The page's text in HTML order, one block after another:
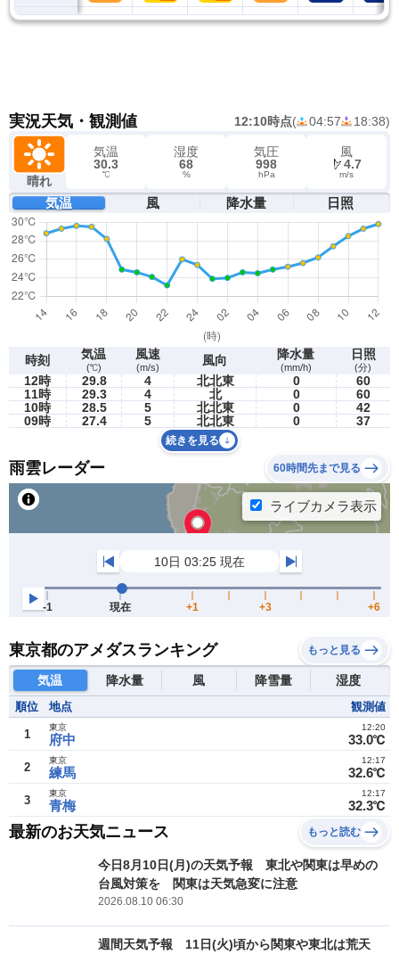
実況天気・観測値 12:10時点( 04:57 18:38)
晴れ
気温
30.3
℃
湿度
68
%
気圧
998
hPa
風
4.7
m/s
気温 風 降水量 日照
時刻 気温
(℃)
風速
(m/s) 風向 降水量
(mm/h)
日照
(分)
12時 29.8 4 北北東 0
60
11時
29.3 4 北 0
60
10時
28.5 5 北北東 0
42
09時
27.4 5 北北東 0 37
続きを見る
雨雲レーダー 60時間先まで見る
東京都のアメダスランキング もっと見る
気温 降水量 風 降雪量 湿度
順位 地点 観測値
1 府中
東京
33.0℃
12:20
2 練馬
東京
32.6℃
12:17
3 青梅
東京
32.3℃
12:17
最新のお天気ニュース もっと読む
今日8月10日(月)の天気予報 東北や関東は早めの
台風対策を 関東は天気急変に注意
2026.08.10 06:30
週間天気予報 11日(火)頃から関東や東北は荒天